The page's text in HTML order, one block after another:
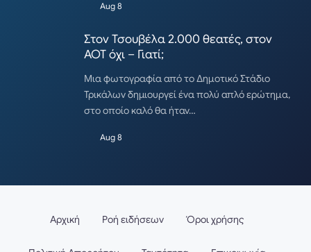
Aug 8
Στον Τσουβέλα 2.000 θεατές, στον
ΑΟΤ όχι – Γιατί;
Μια φωτογραφία από το Δημοτικό Στάδιο
Τρικάλων δημιουργεί ένα πολύ απλό ερώτημα,
στο οποίο καλό θα ήταν…
Aug 8
Αρχική Ροή ειδήσεων Όροι χρήσης